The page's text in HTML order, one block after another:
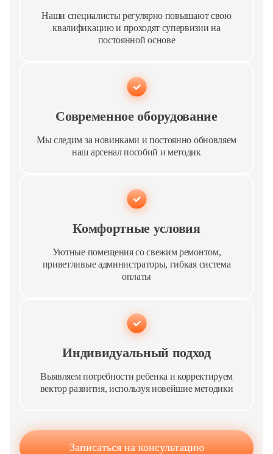
Наши специалисты регулярно повышают свою
квалификацию и проходят супервизии на
постоянной основе
Cовременное оборудование
Мы следим за новинками и постоянно обновляем
наш арсенал пособий и методик
Комфортные условия
Уютные помещения со свежим ремонтом,
приветливые администраторы, гибкая система
оплаты
Индивидуальный подход
Выявляем потребности ребенка и корректируем
вектор развития, используя новейшие методики
Записаться на консультацию